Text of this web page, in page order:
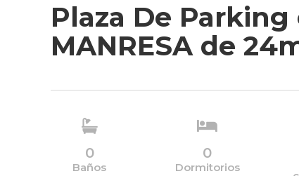
Plaza De
MANRESA de
0
Baños
0
Dormitorios